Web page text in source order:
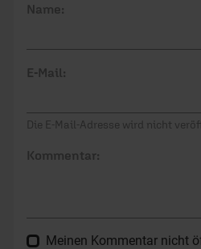
Name:
E-Mail:
Die E-Mail-Adresse wird nicht
Kommentar:
Meinen Kommentar nicht